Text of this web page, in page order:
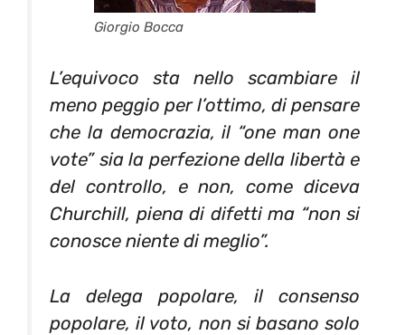
Giorgio Bocca
L’equivoco sta nello scambiare il
meno peggio per l’ottimo, di pensare
che la democrazia, il “one man one
vote” sia la perfezione della libertà e
del controllo, e non, come diceva
Churchill, piena di difetti ma “non si
conosce niente di meglio”.
La delega popolare, il consenso
popolare, il voto, non si basano solo